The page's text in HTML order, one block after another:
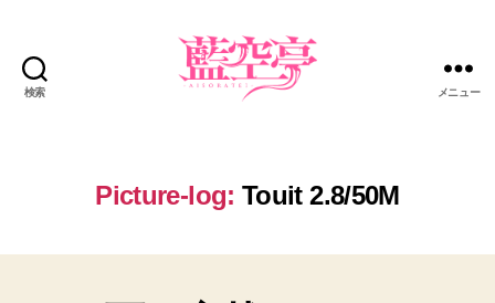
検索 メニュー
Picture-log: Touit 2.8/50M